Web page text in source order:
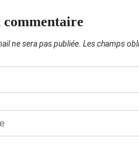
commentaire
ne sera pas publiée. Les champs